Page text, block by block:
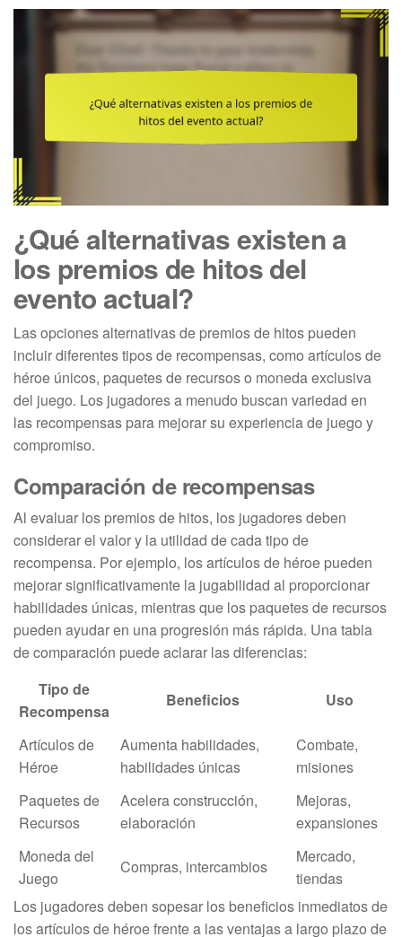
¿Qué alternativas existen a
los premios de hitos del
evento actual?
Las opciones alternativas de premios de hitos pueden
incluir diferentes tipos de recompensas, como artículos de
héroe únicos, paquetes de recursos o moneda exclusiva
del juego. Los jugadores a menudo buscan variedad en
las recompensas para mejorar su experiencia de juego y
compromiso.
Comparación de recompensas
Al evaluar los premios de hitos, los jugadores deben
considerar el valor y la utilidad de cada tipo de
recompensa. Por ejemplo, los artículos de héroe pueden
mejorar significativamente la jugabilidad al proporcionar
habilidades únicas, mientras que los paquetes de recursos
pueden ayudar en una progresión más rápida. Una tabla
de comparación puede aclarar las diferencias:
Tipo de
Recompensa
Beneficios Uso
Artículos de
Héroe
Aumenta habilidades,
habilidades únicas
Combate,
misiones
Paquetes de
Recursos
Acelera construcción,
elaboración
Mejoras,
expansiones
Moneda del
Juego
Compras, intercambios
Mercado,
tiendas
Los jugadores deben sopesar los beneficios inmediatos de
los artículos de héroe frente a las ventajas a largo plazo de